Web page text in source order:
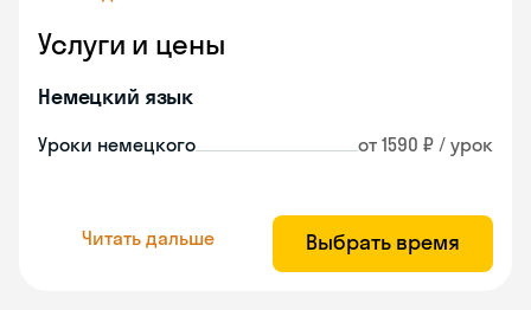
Услуги и цены
Немецкий язык
Уроки немецкого от 1590 ₽ / урок
Читать дальше Выбрать время